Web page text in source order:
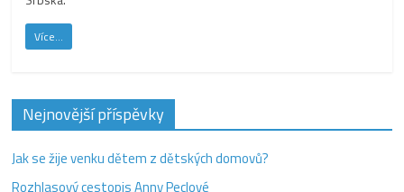
Více...
Nejnovější příspěvky
Jak se žije venku dětem z dětských domovů?
Rozhlasový cestopis Anny Peclové